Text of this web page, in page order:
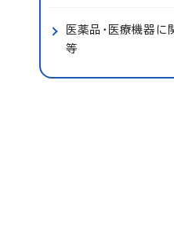
医薬品・医療機器に
等